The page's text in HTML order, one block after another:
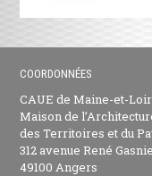
COORDONNÉES
CAUE de Maine-et-
Maison de
des Territoires et du
312 avenue René
49100 Angers